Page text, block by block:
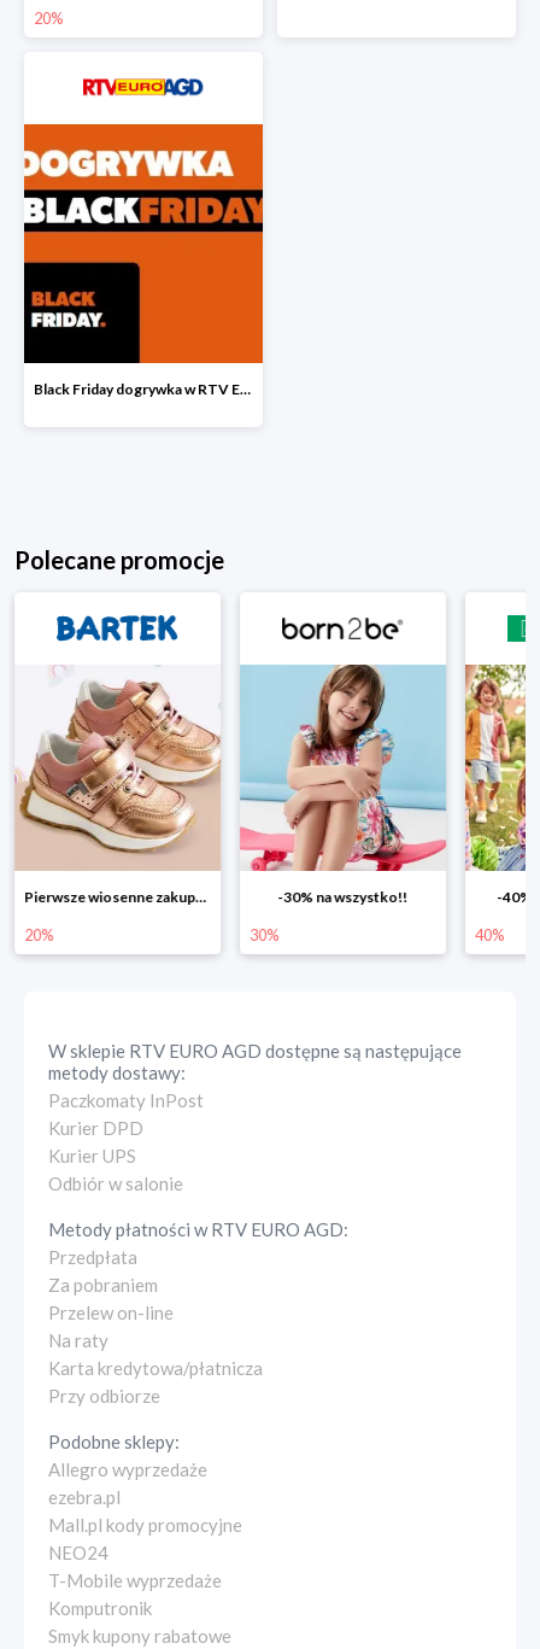
20%
Black Friday dogrywka w RTV EURO AGD
Polecane promocje
-30% na wszystko!!
30%
-40% na drugą sztukę
40% 25%
W sklepie RTV EURO AGD dostępne są następujące
metody dostawy:
Paczkomaty InPost
Kurier DPD
Kurier UPS
Odbiór w salonie
Metody płatności wRTV EURO AGD:
Przedpłata
Za pobraniem
Przelew on-line
Na raty
Karta kredytowa/płatnicza
Przy odbiorze
Podobne sklepy:
Allegro wyprzedaże
ezebra.pl
Mall.pl kody promocyjne
NEO24
T-Mobile wyprzedaże
Komputronik
Smyk kupony rabatowe